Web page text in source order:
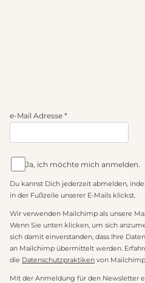
e-Mail Adresse *
Ja, ich möchte mich anmelden.
Du kannst Dich jederzeit abmelden,
in der Fußzeile unserer E-Mails klickst.
Wir verwenden Mailchimp als unsere
Wenn Sie unten klicken, um sich
sich damit einverstanden, dass Ihre
an Mailchimp übermittelt werden.
die Datenschutzpraktiken von
Mit der Anmeldung für den Newsletter